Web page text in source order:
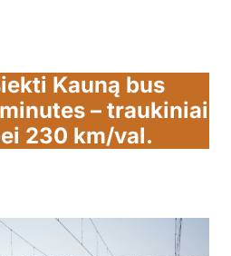
Kauną bus
– traukiniai
230 km/val.